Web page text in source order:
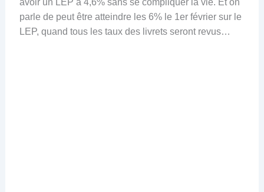
avoir un LEP à 4,6% sans se compliquer la vie. Et on
parle de peut être atteindre les 6% le 1er février sur le
LEP, quand tous les taux des livrets seront revus…